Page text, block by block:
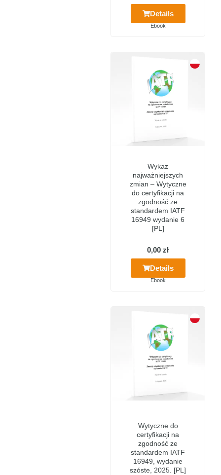
Details
Ebook
Wykaz
najważniejszych
zmian – Wytyczne
do certyfikacji na
zgodność ze
standardem IATF
16949 wydanie 6
[PL]
0,00 zł
Details
Ebook
Wytyczne do
certyfikacji na
zgodność ze
standardem IATF
16949, wydanie
szóste, 2025. [PL]